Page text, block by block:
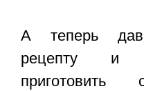
А теперь
рецепту и
приготовить